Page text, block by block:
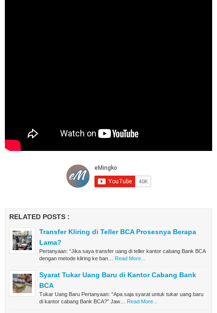
RELATED POSTS :
Transfer Kliring di Teller BCA Prosesnya Berapa
Lama?
Pertanyaan: “Jika saya transfer uang di teller kantor cabang Bank BCA
dengan metode kliring ke ban…
Read More...
Syarat Tukar Uang Baru di Kantor Cabang Bank
BCA
Tukar Uang Baru Pertanyaan: “Apa saja syarat untuk tukar uang baru
di kantor cabang Bank BCA?” Jaw…
Read More...